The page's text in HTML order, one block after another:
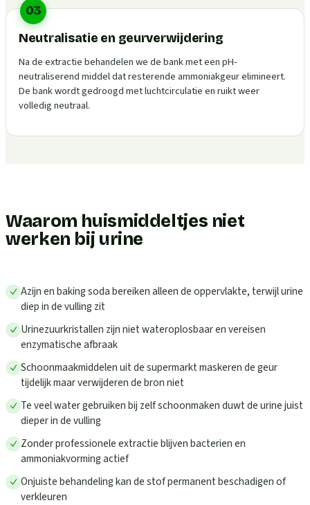
03
Neutralisatie en geurverwijdering
Na de extractie behandelen we de bank met een pH-
neutraliserend middel dat resterende ammoniakgeur elimineert.
De bank wordt gedroogd met luchtcirculatie en ruikt weer
volledig neutraal.
Waarom huismiddeltjes niet
werken bij urine
Azijn en baking soda bereiken alleen de oppervlakte, terwijl urine
diep in de vulling zit
Urinezuurkristallen zijn niet wateroplosbaar en vereisen
enzymatische afbraak
Schoonmaakmiddelen uit de supermarkt maskeren de geur
tijdelijk maar verwijderen de bron niet
Te veel water gebruiken bij zelf schoonmaken duwt de urine juist
dieper in de vulling
Zonder professionele extractie blijven bacterien en
ammoniakvorming actief
Onjuiste behandeling kan de stof permanent beschadigen of
verkleuren